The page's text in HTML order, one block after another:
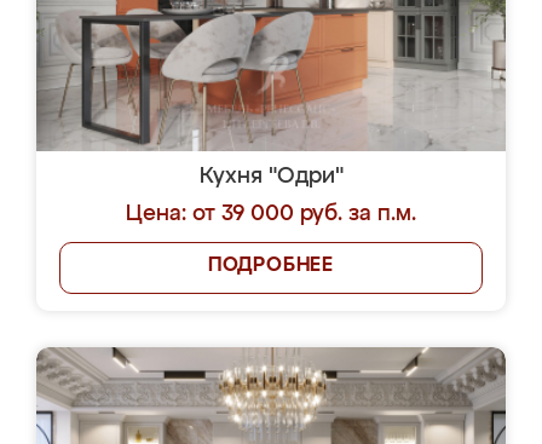
Кухня "Одри"
Цена: от 39 000 руб. за п.м.
ПОДРОБНЕЕ